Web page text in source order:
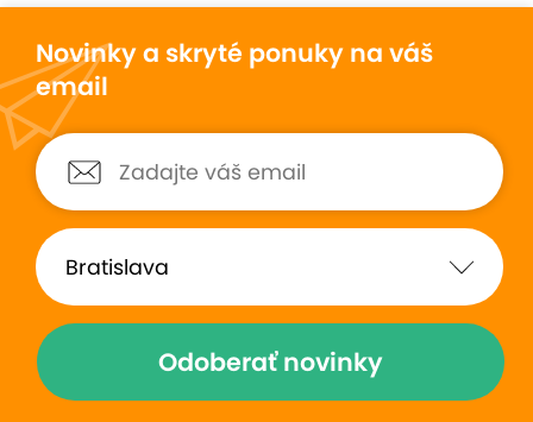
Novinky a skryté ponuky na váš
email
Odoberať novinky